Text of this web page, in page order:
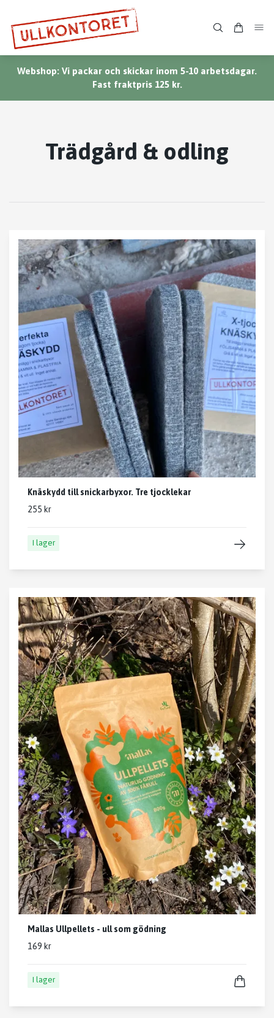
Webshop: Vi packar och skickar inom 5-10 arbetsdagar.
Fast fraktpris 125 kr.
Trädgård & odling
Knäskydd till snickarbyxor. Tre tjocklekar
255 kr
I lager
Mallas Ullpellets - ull som gödning
169 kr
I lager